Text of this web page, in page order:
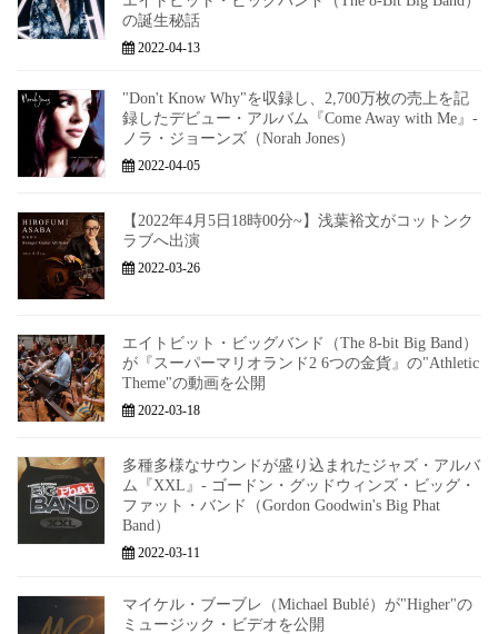
の誕生秘話
2022-04-13
"Don't Know Why"を収録し、2,700万枚の売上を記
録したデビュー・アルバム『Come Away with Me』-
ノラ・ジョーンズ（Norah Jones）
2022-04-05
【2022年4月5日18時00分~】浅葉裕文がコットンク
ラブへ出演
2022-03-26
エイトビット・ビッグバンド（The 8-bit Big Band）
が『スーパーマリオランド2 6つの金貨』の"Athletic
Theme"の動画を公開
2022-03-18
多種多様なサウンドが盛り込まれたジャズ・アルバ
ム『XXL』- ゴードン・グッドウィンズ・ビッグ・
ファット・バンド（Gordon Goodwin's Big Phat
Band）
2022-03-11
マイケル・ブーブレ（Michael Bublé）が"Higher"の
ミュージック・ビデオを公開